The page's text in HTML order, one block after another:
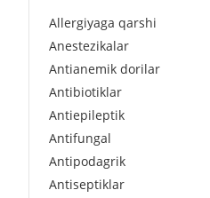
Allergiyaga qarshi
Anestezikalar
Antianemik dorilar
Antibiotiklar
Antiepileptik
Antifungal
Antipodagrik
Antiseptiklar